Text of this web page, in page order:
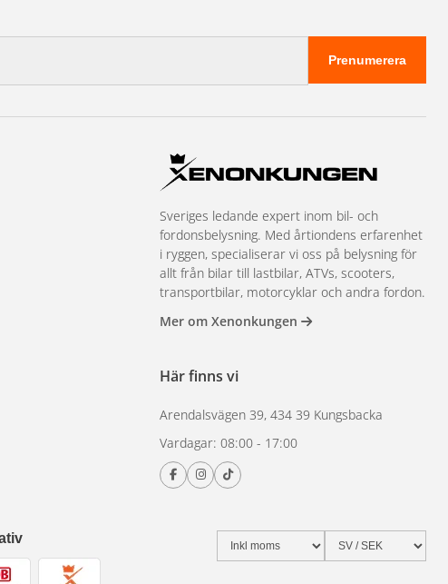
Prenumerera
Sveriges ledande expert inom bil- och
fordonsbelysning. Med årtiondens erfarenhet
i ryggen, specialiserar vi oss på belysning för
allt från bilar till lastbilar, ATVs, scooters,
transportbilar, motorcyklar och andra fordon.
Mer om Xenonkungen
Här finns vi
Arendalsvägen 39, 434 39 Kungsbacka
Vardagar: 08:00 - 17:00